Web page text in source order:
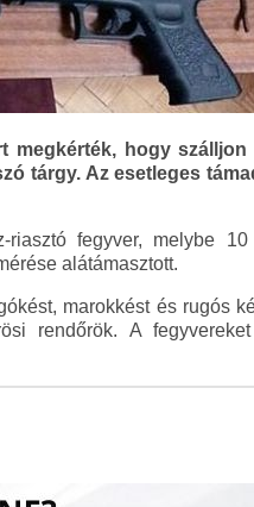
megkérték, hogy
tárgy. Az esetleges
fegyver, melybe
alátámasztott.
marokkést és rugós
rendőrök. A